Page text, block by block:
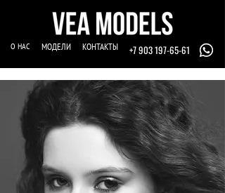
О НАС МОДЕЛИ КОНТАКТЫ +7 903 197-65-61